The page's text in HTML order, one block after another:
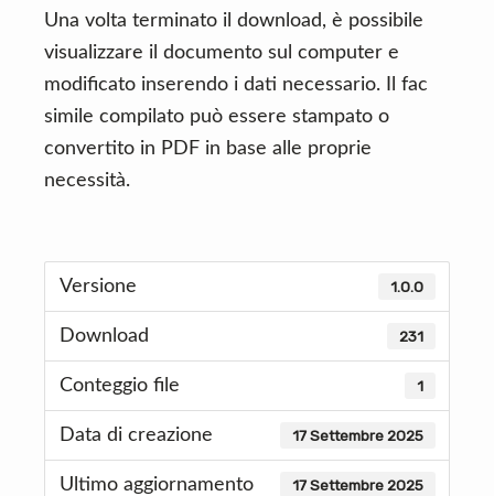
Una volta terminato il download, è possibile
visualizzare il documento sul computer e
modificato inserendo i dati necessario. Il fac
simile compilato può essere stampato o
convertito in PDF in base alle proprie
necessità.
Versione 1.0.0
Download 231
Conteggio file 1
Data di creazione 17 Settembre 2025
Ultimo aggiornamento 17 Settembre 2025